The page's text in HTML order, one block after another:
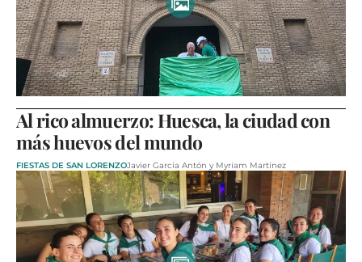
Al rico almuerzo: Huesca, la ciudad con
más huevos del mundo
FIESTAS DE SAN LORENZOJavier García Antón y Myriam Martínez